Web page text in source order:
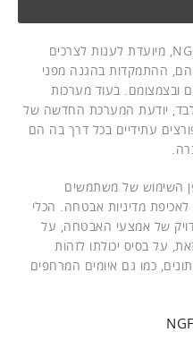
בסיסקו יודעים לספר שהמערכת, NGFW, מיועדת לענות לצרכים
ההתמקדות בהגנה מפני
ובצמצומם. בעוד מערכות
יודעת המערכת החדשה של
עתידיים בכל דרך בה הם
השימוש של משתמשים
לאכיפת מדיניות אבטחה. הכלי
של אמצעי האבטחה, על
על בסיס יכולתו לזהות
כמו גם איומים המרחפים